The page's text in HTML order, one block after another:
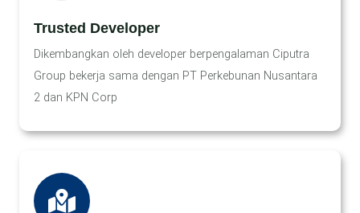
Trusted Developer
Dikembangkan oleh developer berpengalaman Ciputra
Group bekerja sama dengan PT Perkebunan Nusantara
2 dan KPN Corp